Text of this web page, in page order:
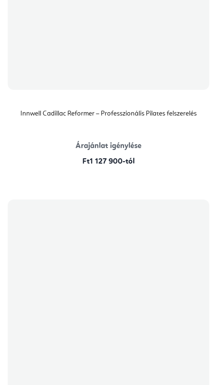
Innwell Cadillac Reformer – Professzionális Pilates felszerelés
Árajánlat igénylése
Ft1 127 900-tól